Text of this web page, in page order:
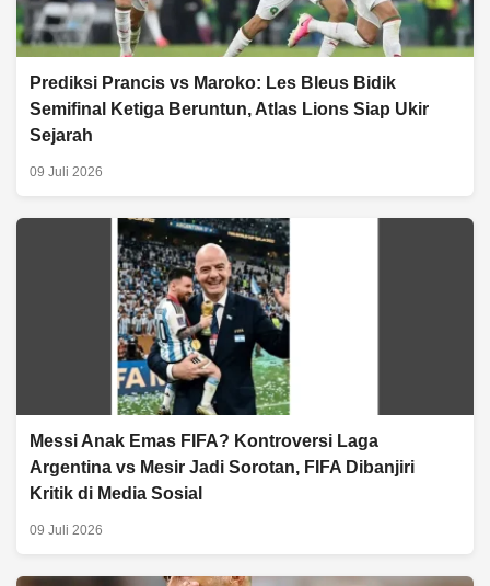
Prediksi Prancis vs Maroko: Les Bleus Bidik
Semifinal Ketiga Beruntun, Atlas Lions Siap Ukir
Sejarah
09 Juli 2026
Messi Anak Emas FIFA? Kontroversi Laga
Argentina vs Mesir Jadi Sorotan, FIFA Dibanjiri
Kritik di Media Sosial
09 Juli 2026